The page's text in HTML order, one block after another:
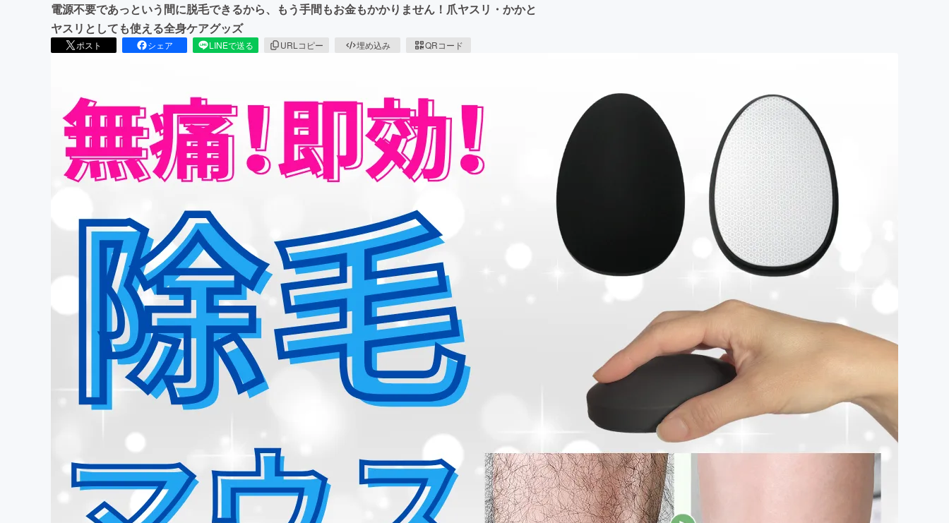
電源不要であっという間に脱毛できるから、もう手間もお金もかかりません！爪ヤスリ・かかと
ヤスリとしても使える全身ケアグッズ
ポスト シェア LINEで送る URLコピー 埋め込み QRコード